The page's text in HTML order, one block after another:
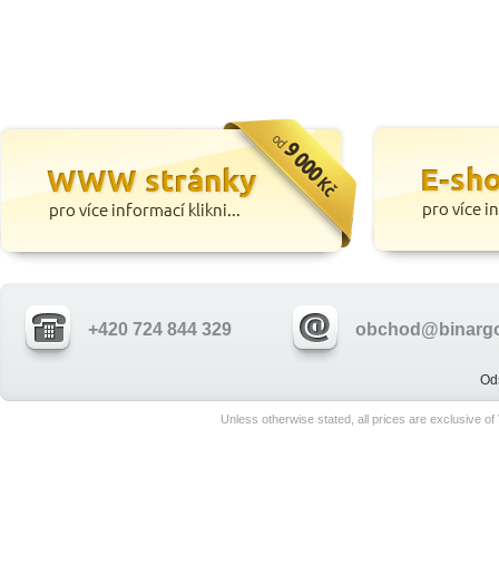
+420 724 844 329
Unless otherwise stated, all prices are exclusive